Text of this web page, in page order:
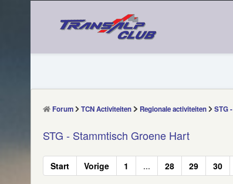
Forum TCN Activiteiten Regionale activiteiten STG
STG - Stammtisch Groene Hart
Start Vorige 1 ... 28 29 30